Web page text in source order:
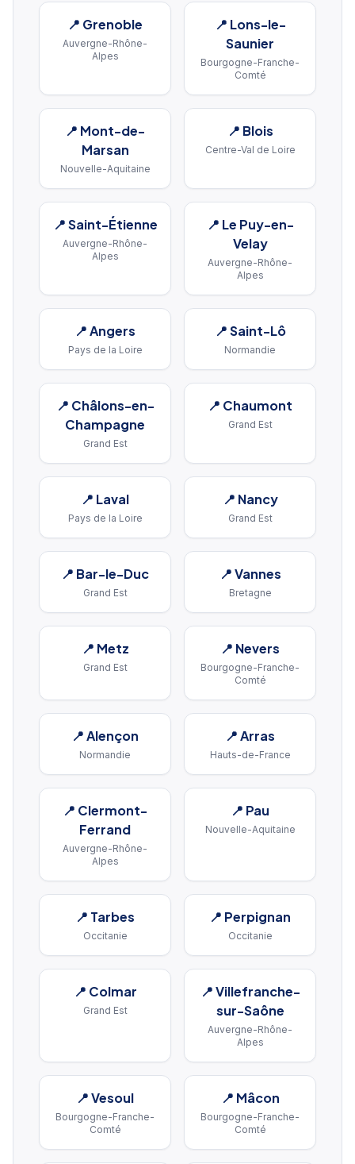
📍 Grenoble
Auvergne-Rhône-
Alpes
📍 Lons-le-
Saunier
Bourgogne-Franche-
Comté
📍 Mont-de-
Marsan
Nouvelle-Aquitaine
📍 Blois
Centre-Val de Loire
📍Saint-Étienne
Auvergne-Rhône-
Alpes
📍 Le Puy-en-
Velay
Auvergne-Rhône-
Alpes
📍Angers
Pays de la Loire
📍Saint-Lô
Normandie
📍 Châlons-en-
Champagne
Grand Est
📍 Chaumont
Grand Est
📍 Laval
Pays de la Loire
📍 Nancy
Grand Est
📍 Bar-le-Duc
Grand Est
📍Vannes
Bretagne
📍 Metz
Grand Est
📍 Nevers
Bourgogne-Franche-
Comté
📍Alençon
Normandie
📍Arras
Hauts-de-France
📍 Clermont-
Ferrand
Auvergne-Rhône-
Alpes
📍 Pau
Nouvelle-Aquitaine
📍 Tarbes
Occitanie
📍 Perpignan
Occitanie
📍 Colmar
Grand Est
📍Villefranche-
sur-Saône
Auvergne-Rhône-
Alpes
📍Vesoul
Bourgogne-Franche-
Comté
📍 Mâcon
Bourgogne-Franche-
Comté